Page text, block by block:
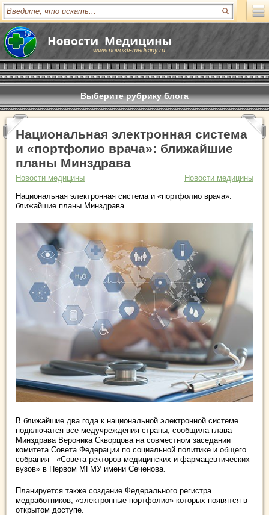
www.novosti-mediciny.ru
Выберите рубрику блога
Национальная электронная система
и «портфолио врача»: ближайшие
планы Минздрава
Новости медицины
Новости медицины
Национальная электронная система и «портфолио врача»:
ближайшие планы Минздрава.
В ближайшие два года к национальной электронной системе
подключатся все медучреждения страны, сообщила глава
Минздрава Вероника Скворцова на совместном заседании
комитета Совета Федерации по социальной политике и общего
собрания «Совета ректоров медицинских и фармацевтических
вузов» в Первом МГМУ имени Сеченова.
Планируется также создание Федерального регистра
медработников, «электронные портфолио» которых появятся в
открытом доступе.